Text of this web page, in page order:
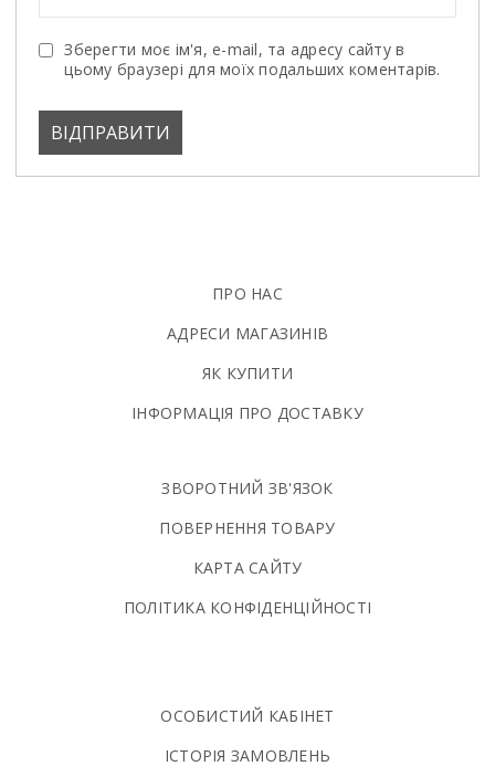
Зберегти моє ім'я, e-mail, та адресу сайту в
цьому браузері для моїх подальших коментарів.
ПРО НАС
АДРЕСИ МАГАЗИНІВ
ЯК КУПИТИ
ІНФОРМАЦІЯ ПРО ДОСТАВКУ
ЗВОРОТНИЙ ЗВ'ЯЗОК
ПОВЕРНЕННЯ ТОВАРУ
КАРТА САЙТУ
ПОЛIТИКА КОНФIДЕНЦIЙНОСТI
ОСОБИСТИЙ КАБІНЕТ
ІСТОРІЯ ЗАМОВЛЕНЬ